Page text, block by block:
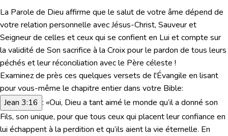
La Parole de Dieu affirme que le salut de votre âme dépend de
votre relation personnelle avec Jésus-Christ, Sauveur et
Seigneur de celles et ceux qui se confient en Lui et compte sur
la validité de Son sacrifice à la Croix pour le pardon de tous leurs
péchés et leur réconciliation avec le Père céleste !
Examinez de près ces quelques versets de l'Évangile en lisant
pour vous-même le chapitre entier dans votre Bible:
Jean 3:16 : «Oui, Dieu a tant aimé le monde qu’il a donné son
Fils, son unique, pour que tous ceux qui placent leur confiance en
lui échappent à la perdition et qu’ils aient la vie éternelle. En